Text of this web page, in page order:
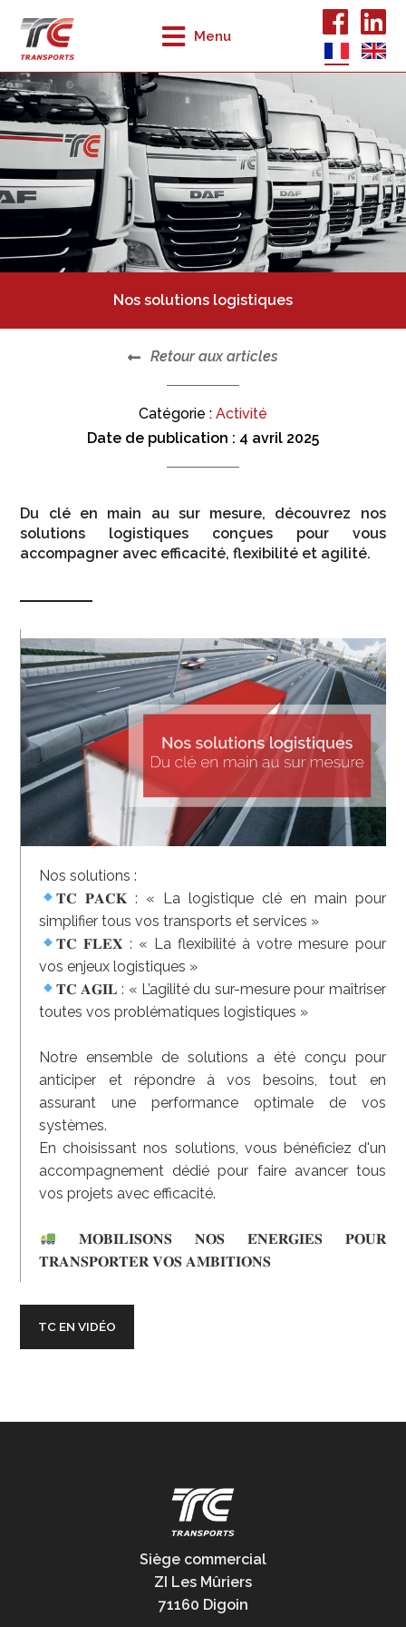
Menu
Nos solutions logistiques
Retour aux articles
Catégorie : Activité
Date de publication : 4 avril 2025
Du clé en main au sur mesure, découvrez nos
solutions logistiques conçues pour vous
accompagner avec efficacité, flexibilité et agilité.
Nos solutions :
𝐓𝐂 𝐏𝐀𝐂𝐊 : « La logistique clé en main pour
simplifier tous vos transports et services »
𝐓𝐂 𝐅𝐋𝐄𝐗 : « La flexibilité à votre mesure pour
vos enjeux logistiques »
𝐓𝐂 𝐀𝐆𝐈𝐋 : « L’agilité du sur-mesure pour maîtriser
toutes vos problématiques logistiques »
Notre ensemble de solutions a été conçu pour
anticiper et répondre à vos besoins, tout en
assurant une performance optimale de vos
systèmes.
En choisissant nos solutions, vous bénéficiez d'un
accompagnement dédié pour faire avancer tous
vos projets avec efficacité.
𝐌𝐎𝐁𝐈𝐋𝐈𝐒𝐎𝐍𝐒 𝐍𝐎𝐒 𝐄́𝐍𝐄𝐑𝐆𝐈𝐄𝐒 𝐏𝐎𝐔𝐑
𝐓𝐑𝐀𝐍𝐒𝐏𝐎𝐑𝐓𝐄𝐑 𝐕𝐎𝐒 𝐀𝐌𝐁𝐈𝐓𝐈𝐎𝐍𝐒
TC EN VIDÉO
Siège commercial
ZI Les Mûriers
71160 Digoin